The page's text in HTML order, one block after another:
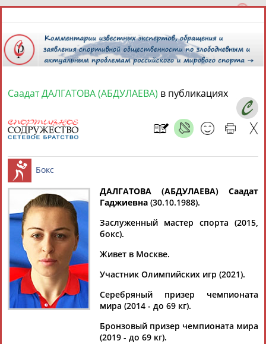
6 августа 2026 года, 16:46
СПОРТСМЕНЫ, ТРЕНЕРЫ И СПЕЦИАЛИСТЫ
Найдено: 1персона
Саадат
ДАЛГАТОВА
Ваш запрос: "Саадат Далгатова (Абдулаева)"
По условиям запроса публикаций нет
Саадат ДАЛГАТОВА (АБДУЛАЕВА) в публикациях
Бокс
ДАЛГАТОВА (АБДУЛАЕВА) Саадат
Гаджиевна (30.10.1988).
Заслуженный мастер спорта (2015,
бокс).
Живет в Москве.
Участник Олимпийских игр (2021).
Серебряный призер чемпионата
мира (2014 - до 69 кг).
Бронзовый призер чемпионата мира
(2019 - до 69 кг).